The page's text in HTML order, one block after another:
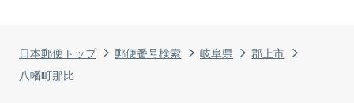
日本郵便トップ 郵便番号検索 岐阜県
郡上市
八幡町那比